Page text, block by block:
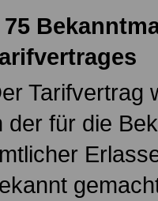
75
Tarifvertrag
der für die